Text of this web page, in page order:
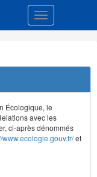
Toggle
Écologique, le
avec les
ci-après dénommés
www.ecologie.gouv.fr/et